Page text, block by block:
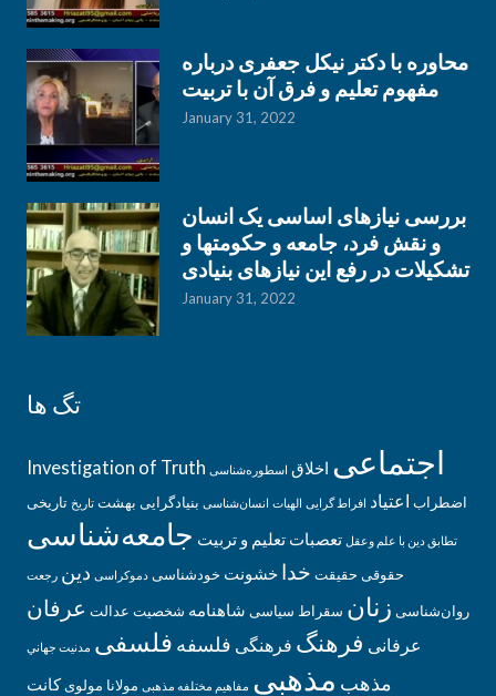
محاوره با دکتر نیکل جعفری درباره
مفهوم تعلیم و فرق آن با تربیت
January 31, 2022
بررسی نیازهای اساسی یک انسان
و نقش فرد، جامعه و حکومتها و
تشکیلات در رفع این نیازهای بنیادی
January 31, 2022
تگ ها
Investigation of Truth اجتماعی اخلاق اسطوره‌‌شناسی
اضطراب اعتیاد افراط گرایی الهیات انسان‌شناسی بنیادگرایی بهشت تاریخ تاریخی
تطابق دین با علم وعقل تعصبات تعلیم و تربیت جامعه‌شناسی
حقوقی حقیقت خدا خشونت خودشناسی دموکراسی دین رجعت
روان‌شناسی زنان سقراط سیاسی شاهنامه شخصیت عدالت عرفان
عرفانی فرهنگ فرهنگی فلسفه فلسفی مدنيت جهاني
مذهب مذهبی مفاهیم مختلفه مذهبی مولانا مولویکانت